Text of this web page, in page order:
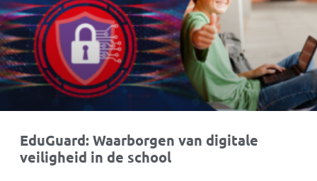
EduGuard: Waarborgen van digitale
veiligheid in de school